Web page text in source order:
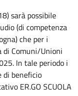
sarà possibile
(di competenza
che per i
Comuni/Unioni
In tale periodo i
di beneficio
ER.GO SCUOLA